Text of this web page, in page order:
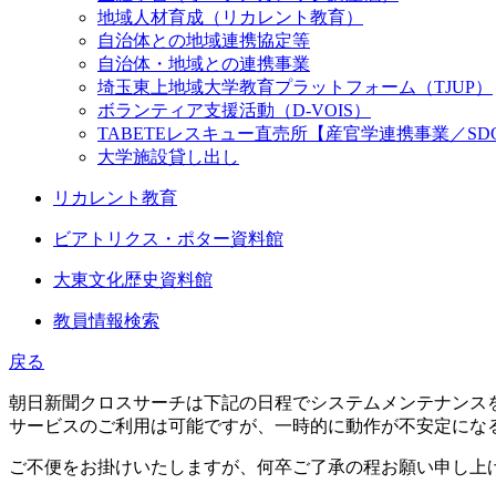
地域人材育成（リカレント教育）
自治体との地域連携協定等
自治体・地域との連携事業
埼玉東上地域大学教育プラットフォーム（TJUP）
ボランティア支援活動（D-VOIS）
TABETEレスキュー直売所【産官学連携事業／
大学施設貸し出し
リカレント教育
ビアトリクス・ポター資料館
大東文化歴史資料館
教員情報検索
戻る
朝日新聞クロスサーチは下記の日程でシステムメンテナンス
サービスのご利用は可能ですが、一時的に動作が不安定にな
ご不便をお掛けいたしますが、何卒ご了承の程お願い申し上